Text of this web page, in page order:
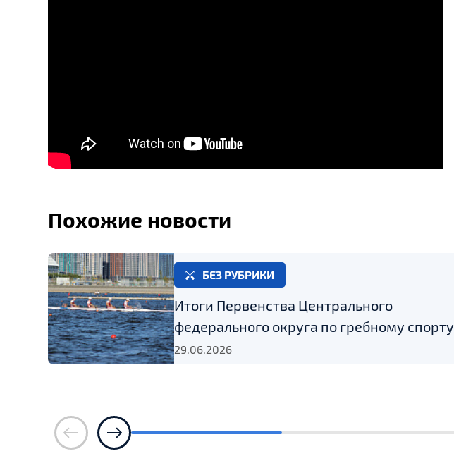
Похожие новости
БЕЗ РУБРИКИ
Итоги Первенства Центрального
федерального округа по гребному спорту
29.06.2026